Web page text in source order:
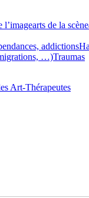
l’imagearts de la scène
addictions
…)Traumas